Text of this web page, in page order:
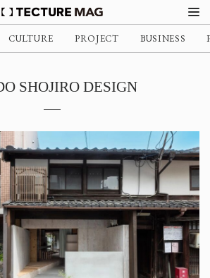
CULTURE PROJECT BUSINESS
SHOJIRO DESIGN